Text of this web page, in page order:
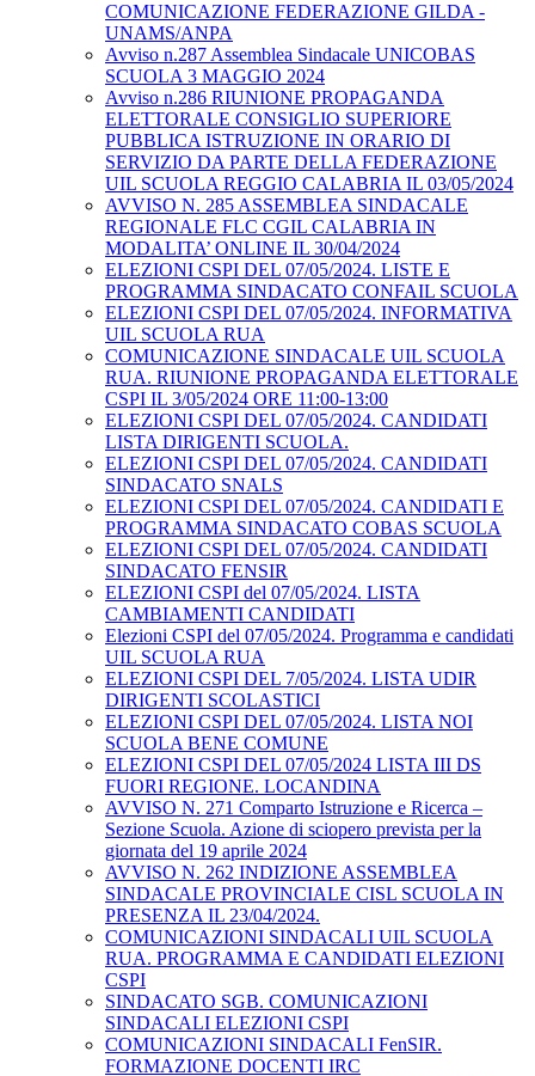
COMUNICAZIONE FEDERAZIONE GILDA -
UNAMS/ANPA
Avviso n.287 Assemblea Sindacale UNICOBAS
SCUOLA 3 MAGGIO 2024
Avviso n.286 RIUNIONE PROPAGANDA
ELETTORALE CONSIGLIO SUPERIORE
PUBBLICA ISTRUZIONE IN ORARIO DI
SERVIZIO DA PARTE DELLA FEDERAZIONE
UIL SCUOLA REGGIO CALABRIA IL 03/05/2024
AVVISO N. 285 ASSEMBLEA SINDACALE
REGIONALE FLC CGIL CALABRIA IN
MODALITA’ ONLINE IL 30/04/2024
ELEZIONI CSPI DEL 07/05/2024. LISTE E
PROGRAMMA SINDACATO CONFAIL SCUOLA
ELEZIONI CSPI DEL 07/05/2024. INFORMATIVA
UIL SCUOLA RUA
COMUNICAZIONE SINDACALE UIL SCUOLA
RUA. RIUNIONE PROPAGANDA ELETTORALE
CSPI IL 3/05/2024 ORE 11:00-13:00
ELEZIONI CSPI DEL 07/05/2024. CANDIDATI
LISTA DIRIGENTI SCUOLA.
ELEZIONI CSPI DEL 07/05/2024. CANDIDATI
SINDACATO SNALS
ELEZIONI CSPI DEL 07/05/2024. CANDIDATI E
PROGRAMMA SINDACATO COBAS SCUOLA
ELEZIONI CSPI DEL 07/05/2024. CANDIDATI
SINDACATO FENSIR
ELEZIONI CSPI del 07/05/2024. LISTA
CAMBIAMENTI CANDIDATI
Elezioni CSPI del 07/05/2024. Programma e candidati
UIL SCUOLA RUA
ELEZIONI CSPI DEL 7/05/2024. LISTA UDIR
DIRIGENTI SCOLASTICI
ELEZIONI CSPI DEL 07/05/2024. LISTA NOI
SCUOLA BENE COMUNE
ELEZIONI CSPI DEL 07/05/2024 LISTA III DS
FUORI REGIONE. LOCANDINA
AVVISO N. 271 Comparto Istruzione e Ricerca –
Sezione Scuola. Azione di sciopero prevista per la
giornata del 19 aprile 2024
AVVISO N. 262 INDIZIONE ASSEMBLEA
SINDACALE PROVINCIALE CISL SCUOLA IN
PRESENZA IL 23/04/2024.
COMUNICAZIONI SINDACALI UIL SCUOLA
RUA. PROGRAMMA E CANDIDATI ELEZIONI
CSPI
SINDACATO SGB. COMUNICAZIONI
SINDACALI ELEZIONI CSPI
COMUNICAZIONI SINDACALI FenSIR.
FORMAZIONE DOCENTI IRC